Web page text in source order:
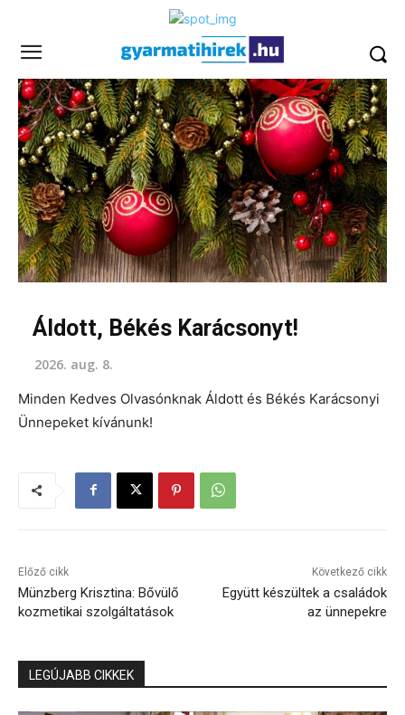
Áldott, Békés Karácsonyt!
2026. aug. 8.
Minden Kedves Olvasónknak Áldott és Békés Karácsonyi
Ünnepeket kívánunk!
Előző cikk
Münzberg Krisztina: Bővülő
kozmetikai szolgáltatások
Következő cikk
Együtt készültek a családok
az ünnepekre
LEGÚJABB CIKKEK